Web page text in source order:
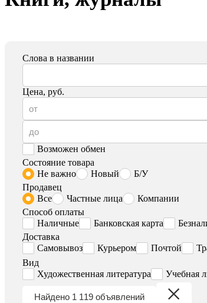
Слова в названии
Цена, руб.
Возможен обмен
Состояние товара
Не важно
Новый
Б/У
Продавец
Все
Частные лица
Компании
Способ оплаты
Наличные
Банковская карта
Доставка
Самовывоз
Курьером Почтой
Вид
Художественная литература
Учебная
Найдено 1 119 объявлений